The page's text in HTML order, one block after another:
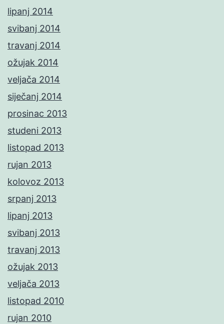
lipanj 2014
svibanj 2014
travanj 2014
ožujak 2014
veljača 2014
siječanj 2014
prosinac 2013
studeni 2013
listopad 2013
rujan 2013
kolovoz 2013
srpanj 2013
lipanj 2013
svibanj 2013
travanj 2013
ožujak 2013
veljača 2013
listopad 2010
rujan 2010